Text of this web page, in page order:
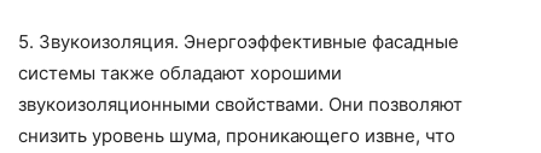
5. Звукоизоляция. Энергоэффективные фасадные
системы также обладают хорошими
звукоизоляционными свойствами. Они позволяют
снизить уровень шума, проникающего извне, что